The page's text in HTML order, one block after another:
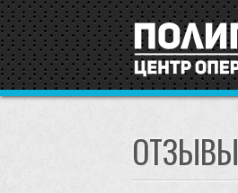
ОТЗЫВЫ